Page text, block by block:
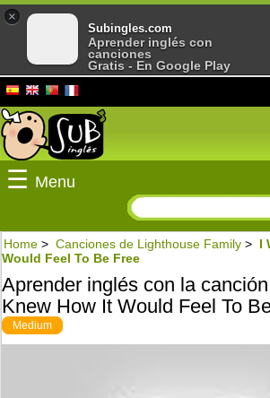
☰ Menu
Home > Canciones de Lighthouse Family > I
Would Feel To Be Free
Aprender inglés con la
Knew How It Would Feel To
Medium
×
Subingles.com
Aprender inglés con
canciones
Gratis - En Google Play